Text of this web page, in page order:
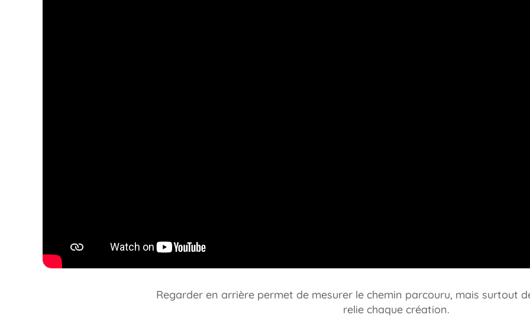
Regarder en arrière permet de mesurer le chemin parcouru, mais surtout
relie chaque création.